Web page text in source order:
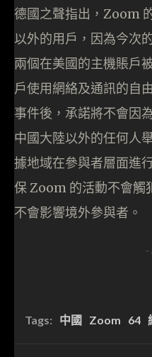
德國之聲指出，Zoom
以外的用戶，因為今次
兩個在美國的主機賬戶
戶使用網絡及通訊的自
事件後，承諾將不會因
中國大陸以外的任何人
據地域在參與者層面進
保 Zoom 的活動不會觸
不會影響境外參與者。
-
Tags: 中國 Zoom 64